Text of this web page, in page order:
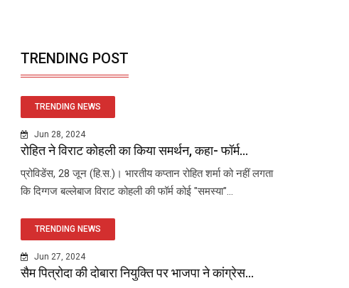
TRENDING POST
TRENDING NEWS
Jun 28, 2024
रोहित ने विराट कोहली का किया समर्थन, कहा- फॉर्म...
प्रोविडेंस, 28 जून (हि.स.)। भारतीय कप्तान रोहित शर्मा को नहीं लगता
कि दिग्गज बल्लेबाज विराट कोहली की फॉर्म कोई "समस्या"...
TRENDING NEWS
Jun 27, 2024
सैम पित्रोदा की दोबारा नियुक्ति पर भाजपा ने कांग्रेस...